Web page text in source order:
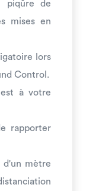
piqûre de
mises en
lors
Control.
à votre
rapporter
d'un mètre